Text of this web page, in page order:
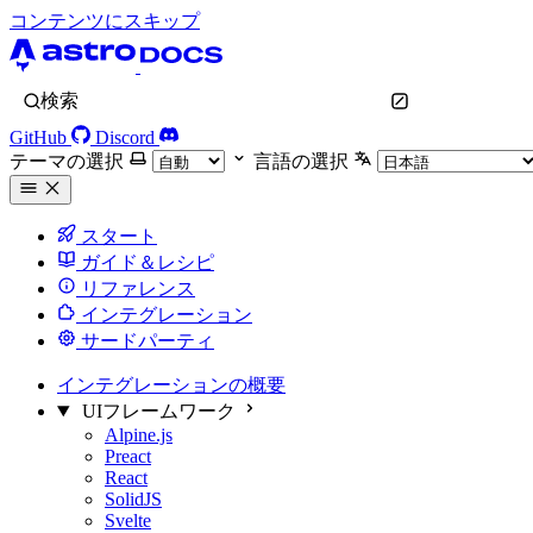
コンテンツにスキップ
検索
GitHub
Discord
テーマの選択
言語の選択
スタート
ガイド＆レシピ
リファレンス
インテグレーション
サードパーティ
インテグレーションの概要
UIフレームワーク
Alpine.js
Preact
React
SolidJS
Svelte